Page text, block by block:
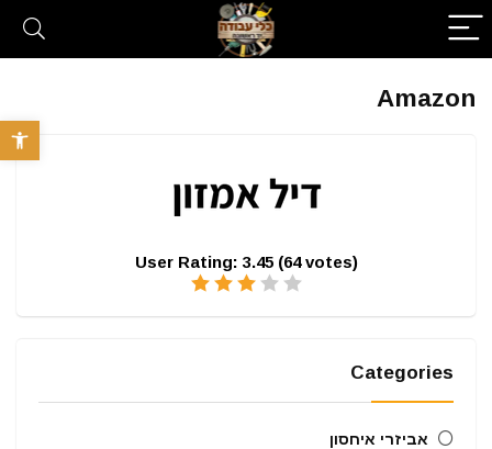
פתח
Amazon
User Rating: 3.45 (64votes)
Categories
אביזרי איחסון